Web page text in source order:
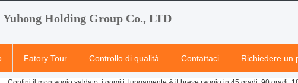
Yuhong Holding Group Co., LTD
Fatory Tour Controllo di qualità Contattaci Richiedere un